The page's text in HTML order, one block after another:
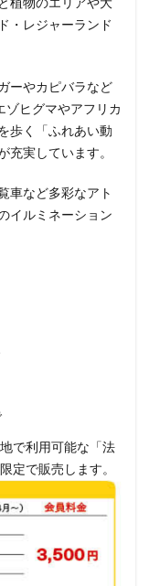
・レジャーランド
ーやカピバラなど
ヒグマやアフリカ
歩く「ふれあい動
実しています。
車など多彩なアト
イルミネーション
で利用可能な「法
定で販売します。